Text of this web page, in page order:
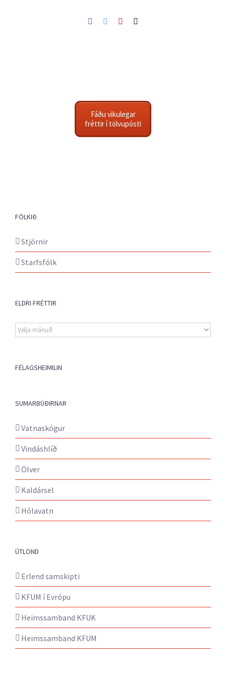
Facebook
TwitterPinterest
Fáðu vikulegar
fréttir í tölvupósti
FÓLKIÐ
Stjórnir
Starfsfólk
ELDRI FRÉTTIR
Eldri
fréttir
FÉLAGSHEIMILIN
SUMARBÚÐIRNAR
Vatnaskógur
Vindáshlíð
Ölver
Kaldársel
Hólavatn
ÚTLÖND
Erlend samskipti
KFUM í Evrópu
Heimssamband KFUK
Heimssamband KFUM